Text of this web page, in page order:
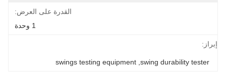
القدرة على العرض:
إبراز:
swing durability tester
,
swings testing equipment